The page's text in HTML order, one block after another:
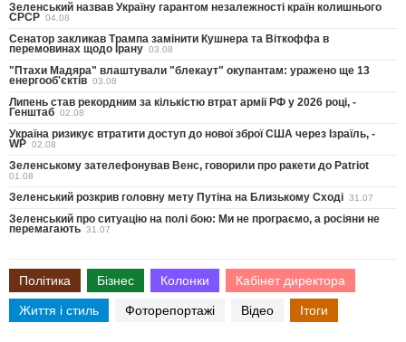
Зеленський назвав Україну гарантом незалежності країн колишнього
СРСР 04.08
Сенатор закликав Трампа замінити Кушнера та Віткоффа в
перемовинах щодо Ірану 03.08
"Птахи Мадяра" влаштували "блекаут" окупантам: уражено ще 13
енергооб'єктів 03.08
Липень став рекордним за кількістю втрат армії РФ у 2026 році, -
Генштаб 02.08
Україна ризикує втратити доступ до нової зброї США через Ізраїль, -
WP 02.08
Зеленському зателефонував Венс, говорили про ракети до Patriot
01.08
Зеленський розкрив головну мету Путіна на Близькому Сході 31.07
Зеленський про ситуацію на полі бою: Ми не програємо, а росіяни не
перемагають 31.07
Політика Бізнес Колонки Кабінет директора
Життя і стиль Фоторепортажі Відео Ітоги